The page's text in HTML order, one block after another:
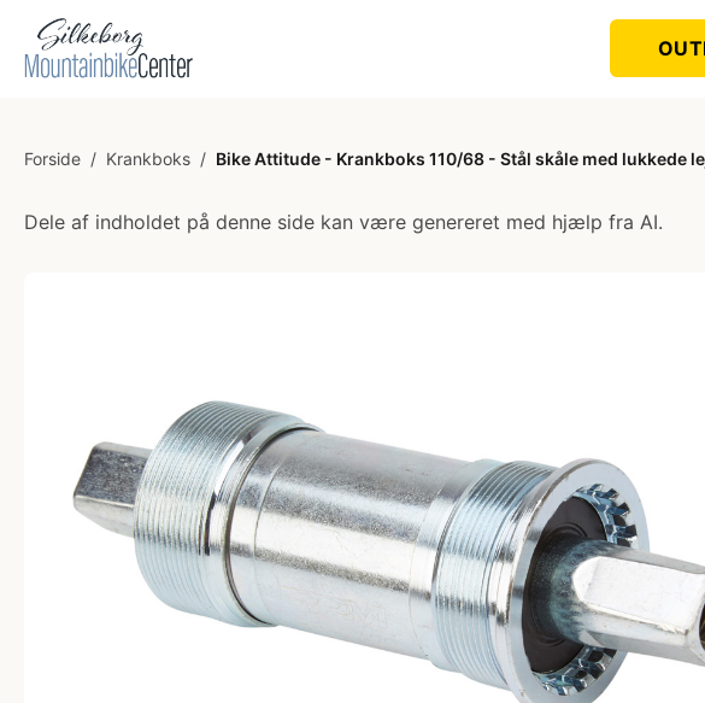
Forside / Krankboks / Bike Attitude - Krankboks 110/68 - Stål skåle med lukkede
Dele af indholdet på denne side kan være genereret med hjælp fra AI.